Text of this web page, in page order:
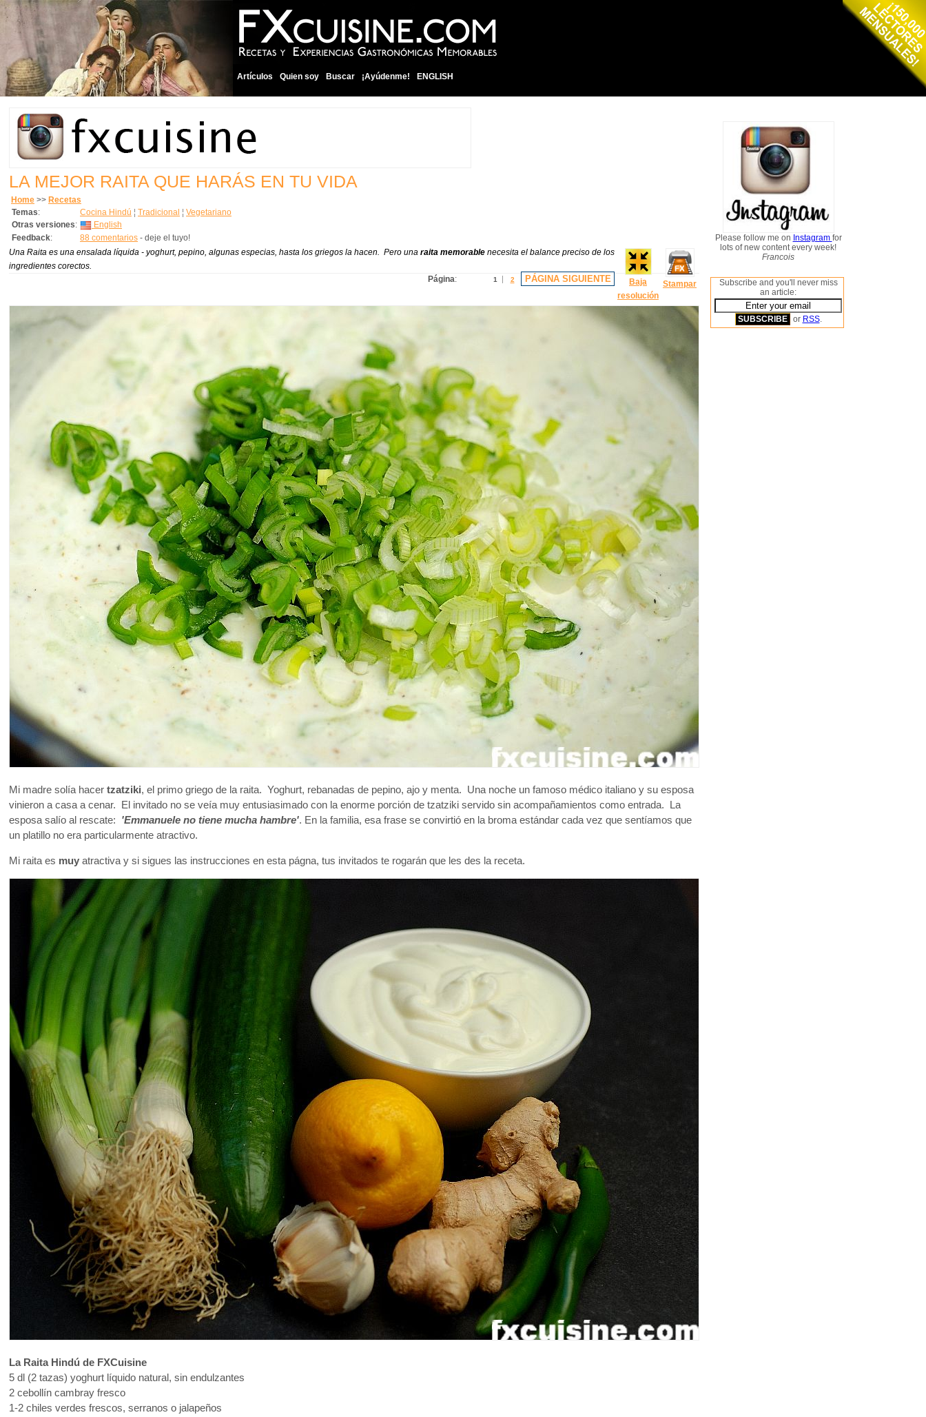
Artículos Quien soy Buscar ¡Ayúdenme! ENGLISH
LA MEJOR RAITA QUE HARÁS EN TU VIDA
Home >> Recetas
Temas: Cocina Hindú ¦ Tradicional ¦ Vegetariano
Otras versiones:
English
Feedback: 88 comentarios - deje el tuyo!
Baja
resolución
Stampar
Una Raita es una ensalada líquida - yoghurt, pepino, algunas especias, hasta los griegos la hacen. Pero una raita memorable necesita el balance preciso de los
ingredientes corectos.
Página: 1 2 PÁGINA SIGUIENTE
Mi madre solía hacer tzatziki, el primo griego de la raita. Yoghurt, rebanadas de pepino, ajo y menta. Una noche un famoso médico italiano y su esposa
vinieron a casa a cenar. El invitado no se veía muy entusiasimado con la enorme porción de tzatziki servido sin acompañamientos como entrada. La
esposa salío al rescate: 'Emmanuele no tiene mucha hambre'. En la familia, esa frase se convirtió en la broma estándar cada vez que sentíamos que
un platillo no era particularmente atractivo.
Mi raita es muy atractiva y si sigues las instrucciones en esta págna, tus invitados te rogarán que les des la receta.
La Raita Hindú de FXCuisine
5 dl (2 tazas) yoghurt líquido natural, sin endulzantes
2 cebollín cambray fresco
1-2 chiles verdes frescos, serranos o jalapeños
Please follow me on Instagram for
lots of new content every week!
Francois
Subscribe and you'll never miss
an article:
or RSS.